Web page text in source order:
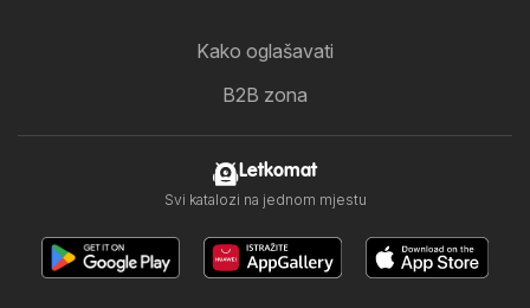
Kako oglašavati
B2B zona
Letkomat
Svi katalozi na jednom mjestu